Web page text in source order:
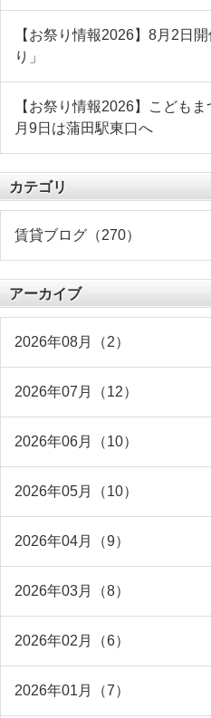
【お祭り情報2026】8月2日
り」
【お祭り情報2026】こども
月9日は蒲田駅東口へ
カテゴリ
賃貸ブログ（270）
アーカイブ
2026年08月（2）
2026年07月（12）
2026年06月（10）
2026年05月（10）
2026年04月（9）
2026年03月（8）
2026年02月（6）
2026年01月（7）